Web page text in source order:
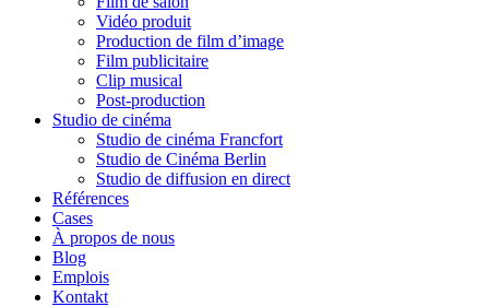
Vidéo produit
Production de film d’image
Film publicitaire
Clip musical
Post-production
Studio de cinéma
Studio de cinéma Francfort
Studio de Cinéma Berlin
Studio de diffusion en direct
Références
Cases
À propos de nous
Blog
Emplois
Kontakt